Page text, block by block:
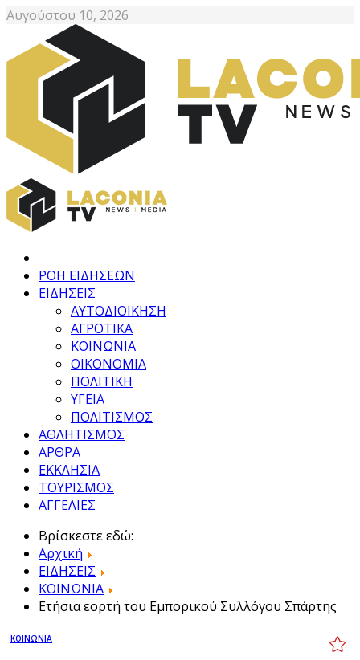
Αυγούστου 10, 2026
ΡΟΗ ΕΙΔΗΣΕΩΝ
ΕΙΔΗΣΕΙΣ
ΑΥΤΟΔΙΟΙΚΗΣΗ
ΑΓΡΟΤΙΚΑ
ΚΟΙΝΩΝΙΑ
ΟΙΚΟΝΟΜΙΑ
ΠΟΛΙΤΙΚΗ
ΥΓΕΙΑ
ΠΟΛΙΤΙΣΜΟΣ
ΑΘΛΗΤΙΣΜΟΣ
ΑΡΘΡΑ
ΕΚΚΛΗΣΙΑ
ΤΟΥΡΙΣΜΟΣ
ΑΓΓΕΛΙΕΣ
Βρίσκεστε εδώ:
Αρχική
ΕΙΔΗΣΕΙΣ
ΚΟΙΝΩΝΙΑ
Ετήσια εορτή του Εμπορικού Συλλόγου Σπάρτης
ΚΟΙΝΩΝΙΑ